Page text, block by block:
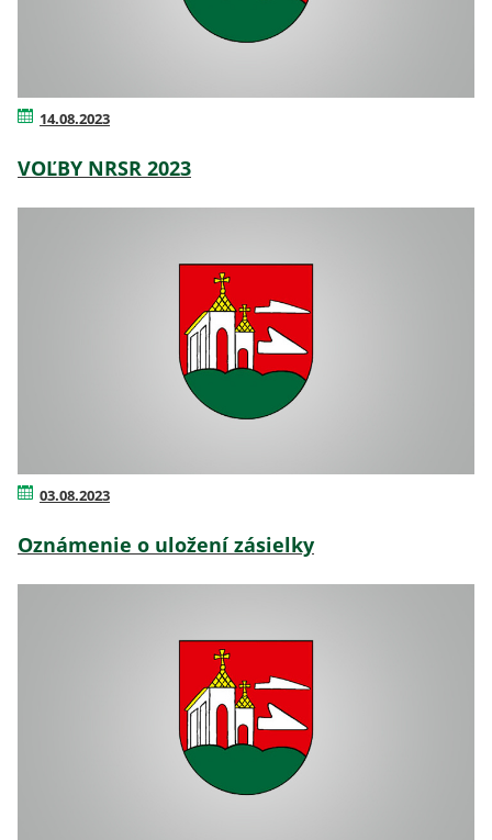
14.08.2023
VOĽBY NRSR 2023
03.08.2023
Oznámenie o uložení zásielky